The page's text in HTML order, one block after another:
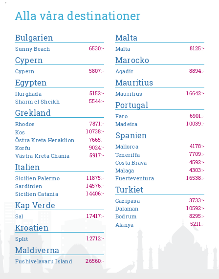
´
Alla våra destinationer
Bulgarien
Sunny Beach 6530:-
Cypern
Cypern 5807:-
Egypten
Hurghada 5152:-
Sharm el Sheikh
5544:-
Grekland
Rhodos 7871:-
Kos
10738:-
Östra Kreta Heraklion
7665:-
Korfu
9024:-
Västra Kreta Chania
5917:-
Italien
Sicilien Palermo 11875:-
Sardinien
14576:-
Sicilien Catania
14406:-
Kap Verde
Sal 17417:-
Kroatien
Split 12712:-
Maldiverna
Fushivelavaru Island 26560:-
Malta
Malta 8125:-
Marocko
Agadir 8894:-
Mauritius
Mauritius 16642:-
Portugal
Faro 6901:-
Madeira
10039:-
Spanien
Mallorca 4178:-
Teneriffa
7709:-
Costa Brava
4592:-
Malaga
4303:-
Fuerteventura
16538:-
Turkiet
Gazipasa 3733:-
Dalaman
10592:-
Bodrum
8295:-
Alanya
5211:-